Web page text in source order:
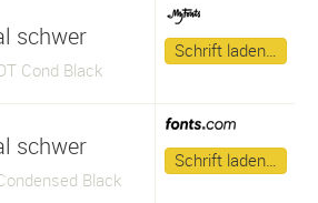
schwer
Cond Black
Schrift laden…
schwer
Black
Schrift laden…